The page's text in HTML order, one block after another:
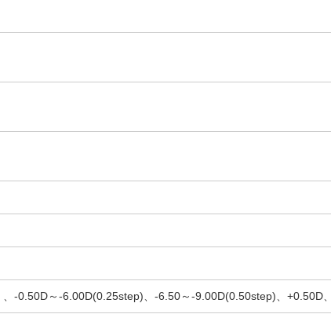
-0.50D～-6.00D(0.25step)、-6.50～-9.00D(0.50step)、+0.50D